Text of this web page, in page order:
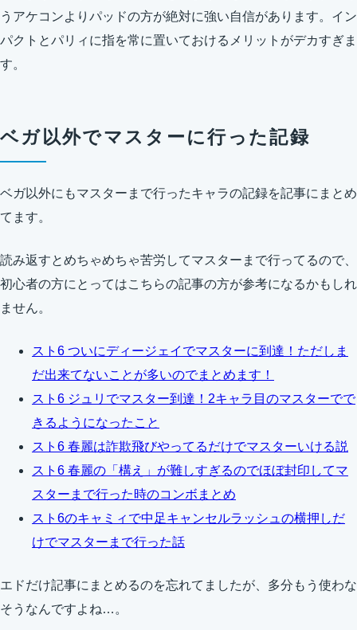
うアケコンよりパッドの方が絶対に強い自信があります。イン
パクトとパリィに指を常に置いておけるメリットがデカすぎま
す。
ベガ以外でマスターに行った記録
ベガ以外にもマスターまで行ったキャラの記録を記事にまとめ
てます。
読み返すとめちゃめちゃ苦労してマスターまで行ってるので、
初心者の方にとってはこちらの記事の方が参考になるかもしれ
ません。
スト6 ついにディージェイでマスターに到達！ただしま
だ出来てないことが多いのでまとめます！
スト6 ジュリでマスター到達！2キャラ目のマスターでで
きるようになったこと
スト6 春麗は詐欺飛びやってるだけでマスターいける説
スト6 春麗の「構え」が難しすぎるのでほぼ封印してマ
スターまで行った時のコンボまとめ
スト6のキャミィで中足キャンセルラッシュの横押しだ
けでマスターまで行った話
エドだけ記事にまとめるのを忘れてましたが、多分もう使わな
そうなんですよね…。